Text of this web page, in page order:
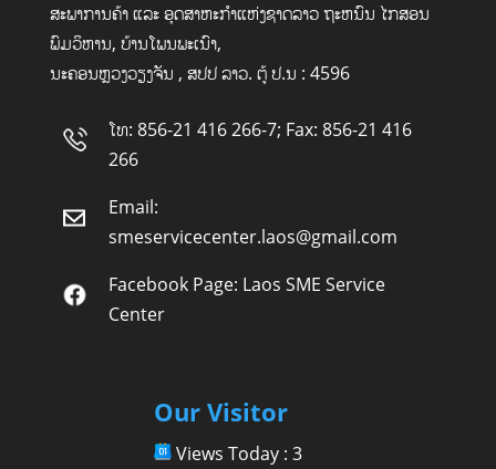
ສະພາການຄ້າ ແລະ ອຸດສາຫະກໍາແຫ່ງຊາດລາວ ຖະຫນົນ ໄກສອນ
ພົມວິຫານ, ບ້ານໂພນພະເນົາ,
ນະຄອນຫຼວງວຽງຈັນ , ສປປ ລາວ. ຕູ້ ປ.ນ : 4596
ໂທ: 856-21 416 266-7; Fax: 856-21 416
266
Email:
smeservicecenter.laos@gmail.com
Facebook Page: Laos SME Service
Center
Our Visitor
Views Today : 3